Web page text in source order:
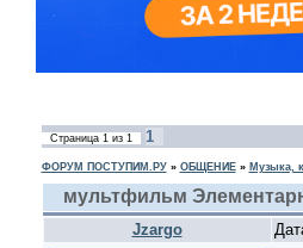
Страница 1из 1 1
ФОРУМ ПОСТУПИМ.РУ» ОБЩЕНИЕ» Музыка,
мультфильм
Jzargo